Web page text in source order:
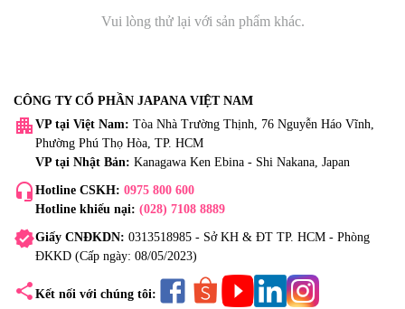
Vui lòng thử lại với sản phẩm khác.
CÔNG TY CỔ PHẦN JAPANA VIỆT NAM
apartment VP tại Việt Nam: Tòa Nhà Trường Thịnh, 76 Nguyễn Háo Vĩnh,
Phường Phú Thọ Hòa, TP. HCM
VP tại Nhật Bản: Kanagawa Ken Ebina - Shi Nakana, Japan
headset_mic Hotline CSKH: 0975 800 600
Hotline khiếu nại: (028) 7108 8889
verifiedGiấy CNĐKDN: 0313518985 - Sở KH & ĐT TP. HCM - Phòng
ĐKKD (Cấp ngày: 08/05/2023)
share Kết nối với chúng tôi: